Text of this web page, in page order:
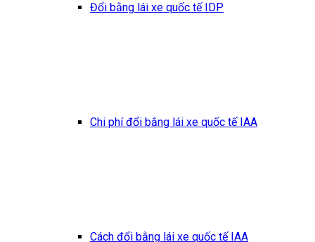
Đổi bằng lái xe quốc tế IDP
Chi phí đổi bằng lái xe quốc tế IAA
Cách đổi bằng lái xe quốc tế IAA